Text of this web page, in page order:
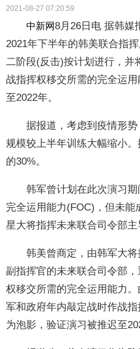
2021-08-27 07:20:59
中新网8月26日电 据韩媒
2021年下半年的韩美联合指
二阶段(反击)按计划进行，并
战指挥权移交所需的完全运
至2022年。
据报道，考虑到疫情形势
规模较上半年训练大幅缩小
的30%。
韩军曾计划在此次演习期
完全运用能力(FOC)，但未能
星大将指挥未来联合司令部主
韩美曾商定，由韩军大将
副指挥官的未来联合司令部
权移交所需的完全运用能力
军和政府年内敲定战时作战
为泡影，验证演习被推迟至